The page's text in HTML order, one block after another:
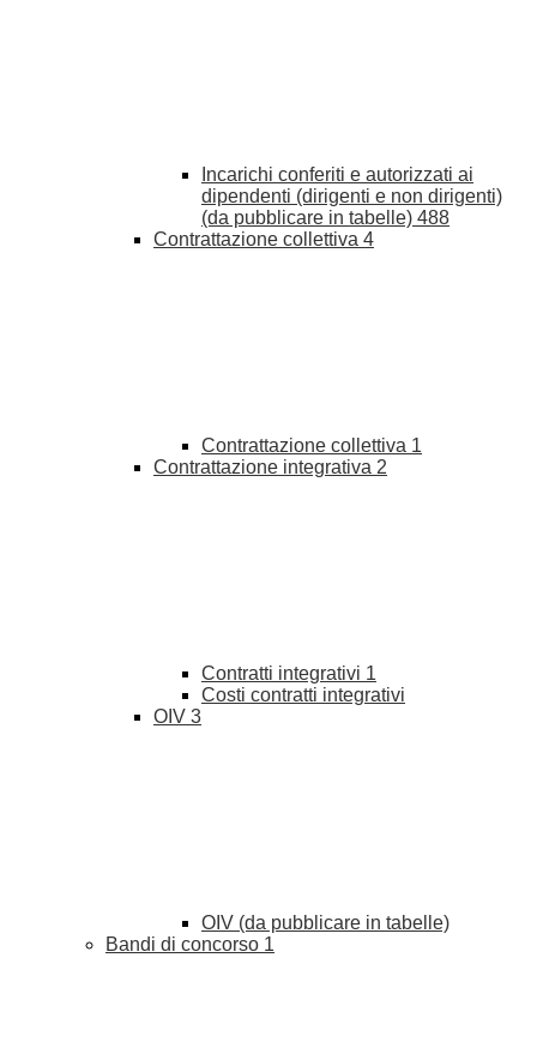
Incarichi conferiti e autorizzati ai
dipendenti (dirigenti e non dirigenti)
(da pubblicare in tabelle) 488
Contrattazione collettiva 4
Contrattazione collettiva 1
Contrattazione integrativa 2
Contratti integrativi 1
Costi contratti integrativi
OIV 3
OIV (da pubblicare in tabelle)
Bandi di concorso 1